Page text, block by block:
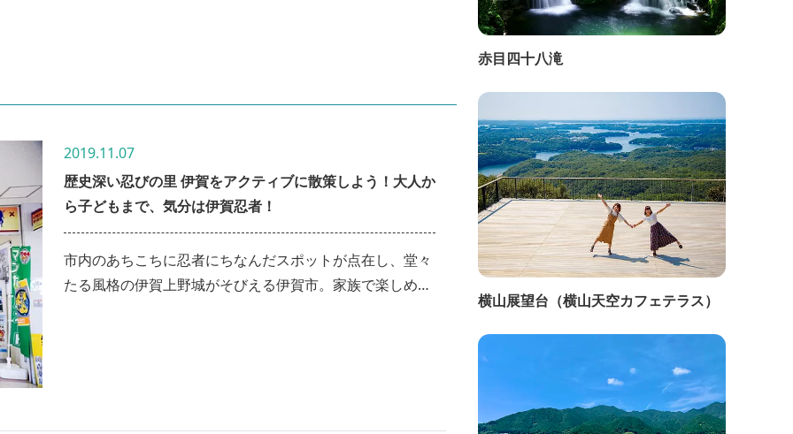
2019.11.07
歴史深い忍びの里 伊賀をアクティブに散策しよう！大人か
ら子どもまで、気分は伊賀忍者！
市内のあちこちに忍者にちなんだスポットが点在し、堂々
たる風格の伊賀上野城がそびえる伊賀市。家族で楽しめる
赤目四十八滝
横山展望台（横山天空カフェテラス）